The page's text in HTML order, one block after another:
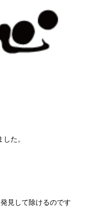
た。
見して除けるのです